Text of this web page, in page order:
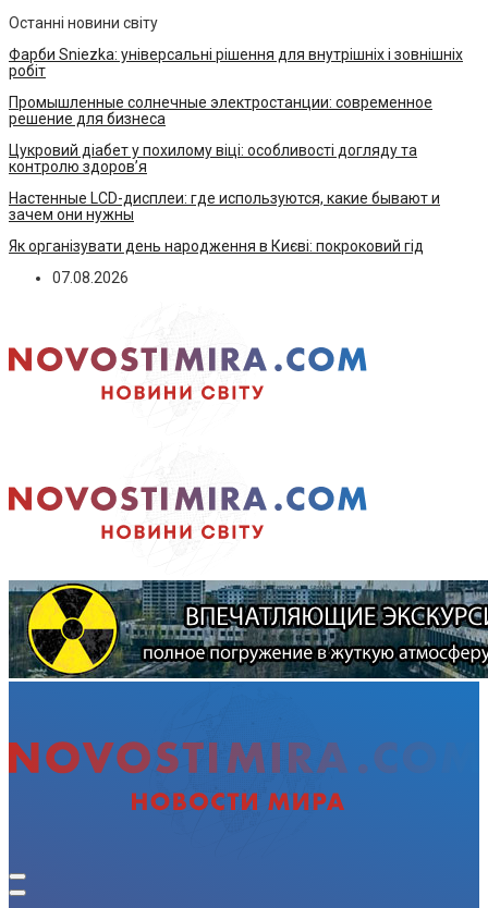
Останні новини світу
Фарби Sniezka: універсальні рішення для внутрішніх і зовнішніх
робіт
Промышленные солнечные электростанции: современное
решение для бизнеса
Цукровий діабет у похилому віці: особливості догляду та
контролю здоров’я
Настенные LCD-дисплеи: где используются, какие бывают и
зачем они нужны
Як організувати день народження в Києві: покроковий гід
07.08.2026